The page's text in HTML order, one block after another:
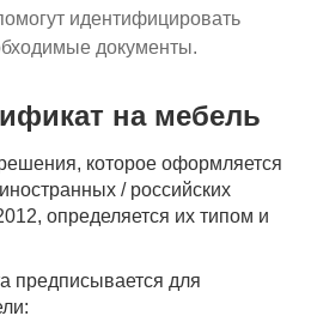
идентифицировать
документы.
на мебель
которое оформляется
/ российских
определяется их типом и
предписывается для